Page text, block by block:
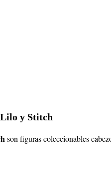
y Stitch
son figuras coleccionables